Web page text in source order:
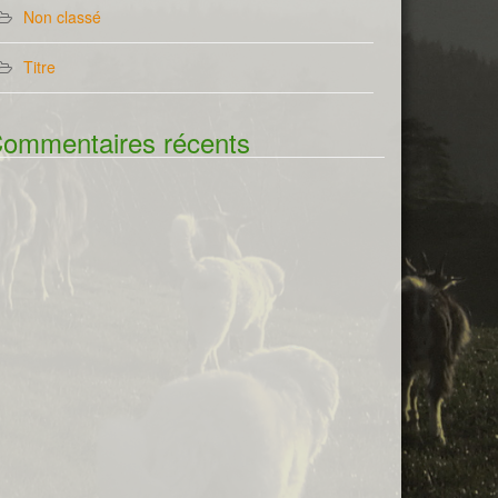
Non classé
Titre
récents